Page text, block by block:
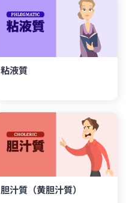
粘液質
胆汁質（黄胆汁質）